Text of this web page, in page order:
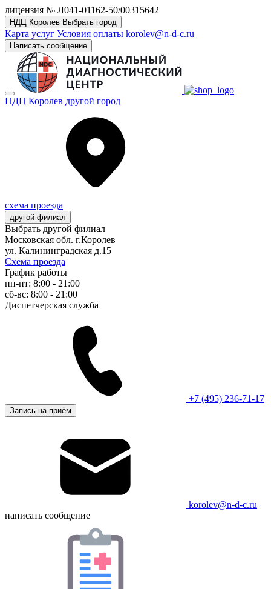
лицензия № Л041-01162-50/00315642
НДЦ Королев Выбрать город
Карта услуг Условия оплаты korolev@n-d-c.ru
Написать сообщение
НДЦ Королев другой город
схема проезда
другой филиал
Выбрать другой филиал
Московская обл. г.Королев
ул. Калининградская д.15
Схема проезда
График работы
пн-пт: 8:00 - 21:00
сб-вс: 8:00 - 21:00
Диспетчерская служба
+7 (495) 236-71-17
Запись на приём
korolev@n-d-c.ru
написать сообщение